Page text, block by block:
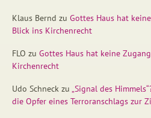
Klaus Bernd zu Gottes Haus hat
Blick ins Kirchenrecht
FLO zu Gottes Haus hat keine
Kirchenrecht
Udo Schneck zu „Signal des
die Opfer eines Terroranschlags zur